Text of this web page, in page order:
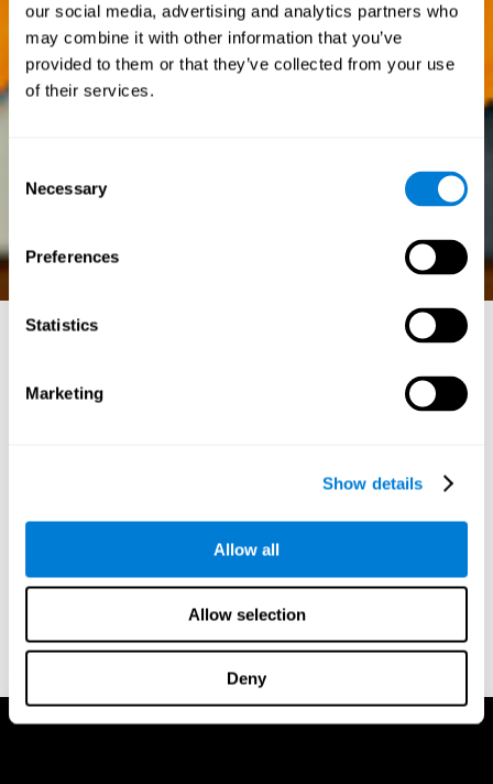
our social media, advertising and analytics partners who
may combine it with other information that you’ve
provided to them or that they’ve collected from your use
of their services.
Selection
Necessary
Preferences
Statistics
Marketing
Show details
Allow all
Allow selection
Deny
재미있는 수학 게임: 인지
적 예리함을 자극하면서
역동적인 온라인 게임 세계에서 CogniFit은 엔터테인먼트
와 인지적 이점을 결합한 선구자로서 두각을 나타냅니다.
게임의 즐거움과 정신 향상의 과학이 만나는 CogniFit의